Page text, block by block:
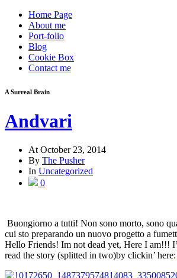
Home Page
About me
Port-folio
Blog
Cookie Box
Contact me
A Surreal Brain
Andvari
At October 23, 2014
By The Pusher
In Uncategorized
0
Buongiorno a tutti! Non sono morto, sono
cui sto preparando un nuovo progetto a
Hello Friends! Im not dead yet, Here I am!!!
read the story (splitted in two)by clickin’ here: